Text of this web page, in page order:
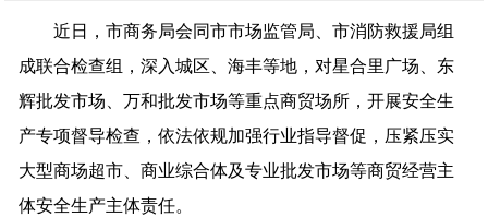
近日，市商务局会同市市场监管局、市消防救援局组
成联合检查组，深入城区、海丰等地，对星合里广场、东
辉批发市场、万和批发市场等重点商贸场所，开展安全生
产专项督导检查，依法依规加强行业指导督促，压紧压实
大型商场超市、商业综合体及专业批发市场等商贸经营主
体安全生产主体责任。